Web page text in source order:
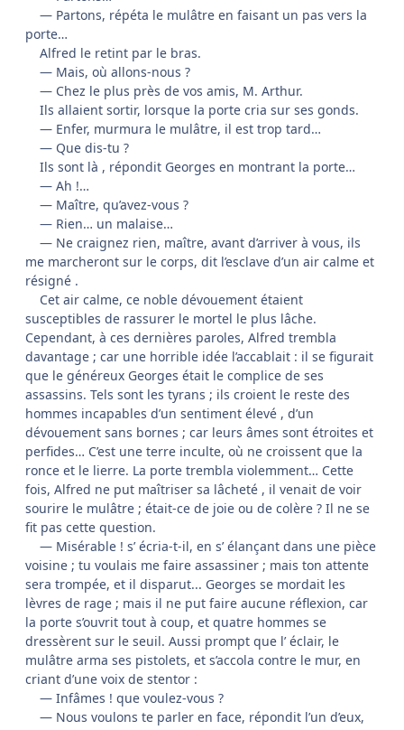
— Partons, répéta le mulâtre en faisant un pas vers la
porte…
Alfred le retint par le bras.
— Mais, où allons-nous ?
— Chez le plus près de vos amis, M. Arthur.
Ils allaient sortir, lorsque la porte cria sur ses gonds.
— Enfer, murmura le mulâtre, il est trop tard…
— Que dis-tu ?
Ils sont là , répondit Georges en montrant la porte…
— Ah !…
— Maître, qu’avez-vous ?
— Rien… un malaise…
— Ne craignez rien, maître, avant d’arriver à vous, ils
me marcheront sur le corps, dit l’esclave d’un air calme et
résigné .
Cet air calme, ce noble dévouement étaient
susceptibles de rassurer le mortel le plus lâche.
Cependant, à ces dernières paroles, Alfred trembla
davantage ; car une horrible idée l’accablait : il se figurait
que le généreux Georges était le complice de ses
assassins. Tels sont les tyrans ; ils croient le reste des
hommes incapables d’un sentiment élevé , d’un
dévouement sans bornes ; car leurs âmes sont étroites et
perfides… C’est une terre inculte, où ne croissent que la
ronce et le lierre. La porte trembla violemment… Cette
fois, Alfred ne put maîtriser sa lâcheté , il venait de voir
sourire le mulâtre ; était-ce de joie ou de colère ? Il ne se
fit pas cette question.
— Misérable ! s’ écria-t-il, en s’ élançant dans une pièce
voisine ; tu voulais me faire assassiner ; mais ton attente
sera trompée, et il disparut... Georges se mordait les
lèvres de rage ; mais il ne put faire aucune réflexion, car
la porte s’ouvrit tout à coup, et quatre hommes se
dressèrent sur le seuil. Aussi prompt que l’ éclair, le
mulâtre arma ses pistolets, et s’accola contre le mur, en
criant d’une voix de stentor :
— Infâmes ! que voulez-vous ?
— Nous voulons te parler en face, répondit l’un d’eux,